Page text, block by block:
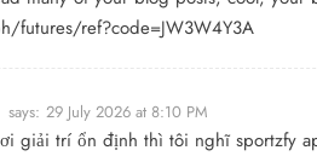
futures/ref?code=JW3W4Y3A
says: 29 July 2026 at 8:10 PM
giải trí ổn định thì tôi nghĩ sportzfy